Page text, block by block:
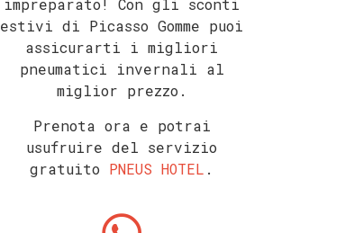
impreparato! Con gli sconti
estivi di Picasso Gomme puoi
assicurarti i migliori
pneumatici invernali al
miglior prezzo.
Prenota ora e potrai
usufruire del servizio
gratuito PNEUS HOTEL .